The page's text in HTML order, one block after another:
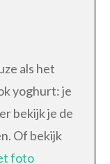
als het
yoghurt: je
bekijk je de
Of bekijk
foto